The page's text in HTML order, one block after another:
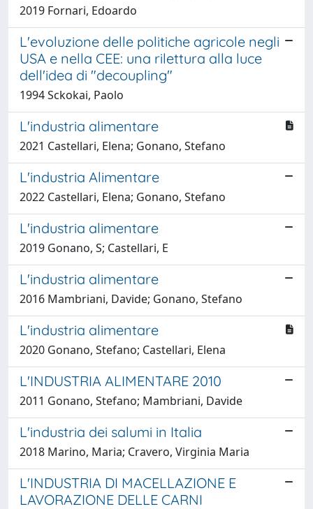
2019 Fornari, Edoardo
L'evoluzione delle politiche agricole negli
USA e nella CEE: una rilettura alla luce
dell'idea di "decoupling"
1994 Sckokai, Paolo
L'industria alimentare
2021 Castellari, Elena; Gonano, Stefano
L'industria Alimentare
2022 Castellari, Elena; Gonano, Stefano
L'industria alimentare
2019 Gonano, S; Castellari, E
L'industria alimentare
2016 Mambriani, Davide; Gonano, Stefano
L'industria alimentare
2020 Gonano, Stefano; Castellari, Elena
L'INDUSTRIA ALIMENTARE 2010
2011 Gonano, Stefano; Mambriani, Davide
L'industria dei salumi in Italia
2018 Marino, Maria; Cravero, Virginia Maria
L'INDUSTRIA DI MACELLAZIONE E
LAVORAZIONE DELLE CARNI